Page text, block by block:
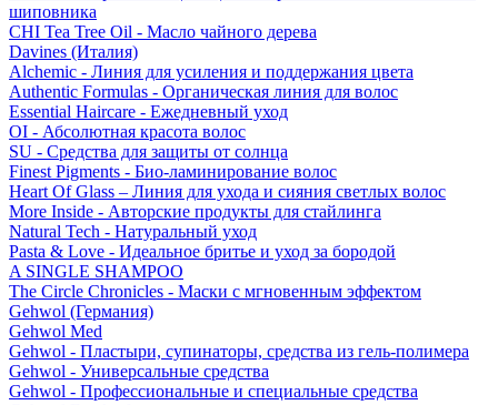
шиповника
CHI Tea Tree Oil - Масло чайного дерева
Davines (Италия)
Alchemic - Линия для усиления и поддержания цвета
Authentic Formulas - Органическая линия для волос
Essential Haircare - Eжедневный уход
OI - Абсолютная красота волос
SU - Средства для защиты от солнца
Finest Pigments - Био-ламинирование волос
Heart Of Glass – Линия для ухода и сияния светлых волос
More Inside - Авторские продукты для стайлинга
Natural Tech - Натуральный уход
Pasta & Love - Идеальное бритье и уход за бородой
A SINGLE SHAMPOO
The Circle Chronicles - Маски с мгновенным эффектом
Gehwol (Германия)
Gehwol Med
Gehwol - Пластыри, супинаторы, средства из гель-полимера
Gehwol - Универсальные средства
Gehwol - Профессиональные и специальные средства